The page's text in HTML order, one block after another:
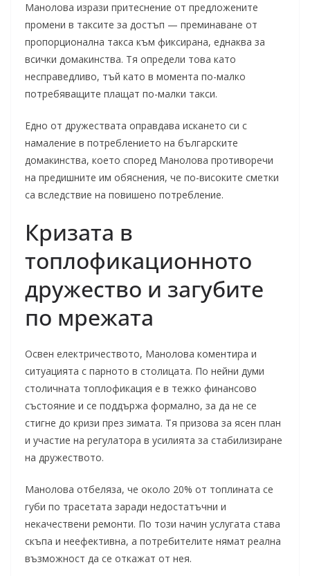
Манолова изрази притеснение от предложените
промени в таксите за достъп — преминаване от
пропорционална такса към фиксирана, еднаква за
всички домакинства. Тя определи това като
несправедливо, тъй като в момента по-малко
потребяващите плащат по-малки такси.
Едно от дружествата оправдава искането си с
намаление в потреблението на българските
домакинства, което според Манолова противоречи
на предишните им обяснения, че по-високите сметки
са вследствие на повишено потребление.
Кризата в
топлофикационното
дружество и загубите
по мрежата
Освен електричеството, Манолова коментира и
ситуацията с парното в столицата. По нейни думи
столичната топлофикация е в тежко финансово
състояние и се поддържа формално, за да не се
стигне до кризи през зимата. Тя призова за ясен план
и участие на регулатора в усилията за стабилизиране
на дружеството.
Манолова отбеляза, че около 20% от топлината се
губи по трасетата заради недостатъчни и
некачествени ремонти. По този начин услугата става
скъпа и неефективна, а потребителите нямат реална
възможност да се откажат от нея.